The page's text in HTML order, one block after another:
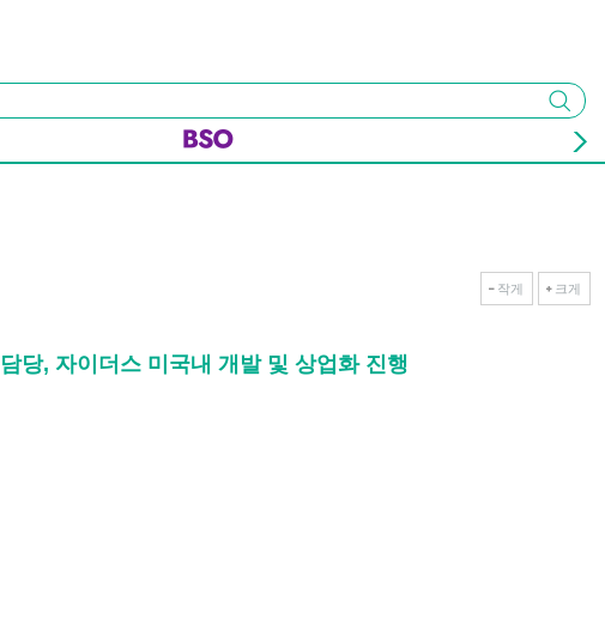
검색
작게 크게
당, 자이더스 미국내 개발 및 상업화 진행